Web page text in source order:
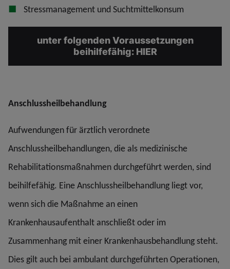
Stressmanagement und Suchtmittelkonsum
unter folgenden Voraussetzungen
beihilfefähig: HIER
Anschlussheilbehandlung
Aufwendungen für ärztlich verordnete
Anschlussheilbehandlungen, die als medizinische
Rehabilitationsmaßnahmen durchgeführt werden, sind
beihilfefähig. Eine Anschlussheilbehandlung liegt vor,
wenn sich die Maßnahme an einen
Krankenhausaufenthalt anschließt oder im
Zusammenhang mit einer Krankenhausbehandlung steht.
Dies gilt auch bei ambulant durchgeführten Operationen,